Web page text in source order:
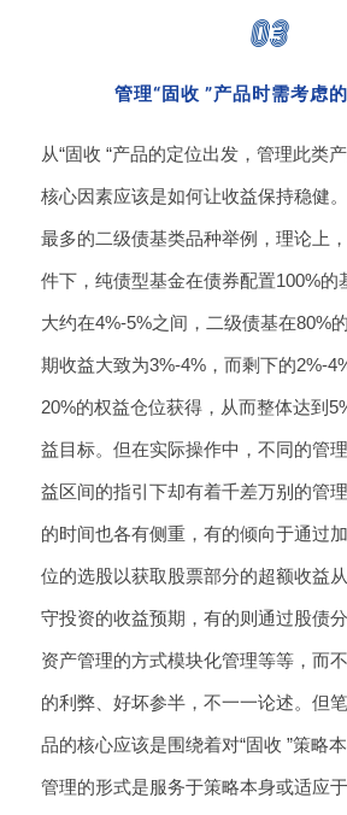
管理“固收 ”产品时需考虑
从“固收 “产品的定位出发，管理此类
核心因素应该是如何让收益保持稳健
最多的二级债基类品种举例，理论上
件下，纯债型基金在债券配置100%的
大约在4%-5%之间，二级债基在80%
期收益大致为3%-4%，而剩下的2%-
20%的权益仓位获得，从而整体达到
益目标。但在实际操作中，不同的管
益区间的指引下却有着千差万别的管
的时间也各有侧重，有的倾向于通过
位的选股以获取股票部分的超额收益
守投资的收益预期，有的则通过股债
资产管理的方式模块化管理等等，而
的利弊、好坏参半，不一一论述。但
品的核心应该是围绕着对“固收 ”策略
管理的形式是服务于策略本身或适应